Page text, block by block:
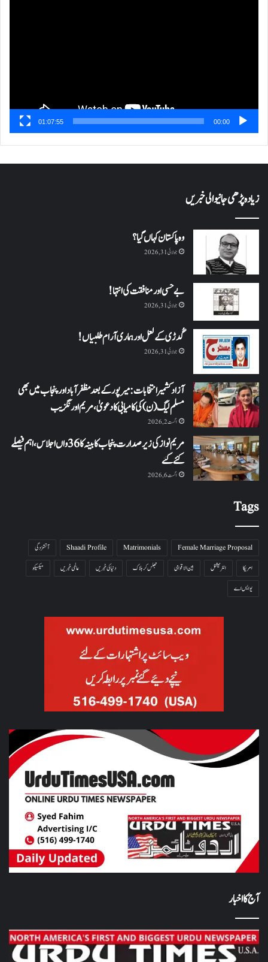
00:00
01:07:55
زیادہ پڑھی جانیوالی خبریں
وہ پاکستان کہاں گیا؟
جولائی 31, 2026
بے حسی اور منافقت کی انتہا !
جولائی 31, 2026
گُدڑی کے لعل اور ہماری آرام طلبیاں!
جولائی 31, 2026
آزاد کشمیر انتخابات: میرپور کے بعد مظفرآباد اور پنجاب میں بھی
مسلم لیگ (ن) کی کامیابی کا دعویٰ، مریم اورنگزیب
اگست 2, 2026
مریم نواز کی زیر صدارت پنجاب کابینہ کا 36واں اجلاس،اہم فیصلے
کئے گئے
اگست 6, 2026
Tags
Female Marriage Proposal
Matrimonials
Shaadi Profile
آتشزدگی
امریکا
انٹرنیشنل بین الاقوامی جھلس کر ہلاک دنیا کی خبریں عالمی خبریں
میکسیکو
یو ایس اے
آج کا اخبار